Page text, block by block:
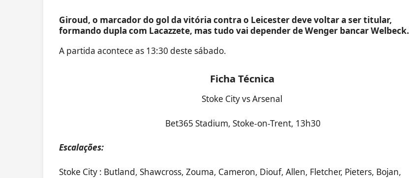
Giroud, o marcador do gol da vitória contra o Leicester deve voltar a ser titular,
formando dupla com Lacazzete, mas tudo vai depender de Wenger bancar Welbeck.
A partida acontece as 13:30 deste sábado.
Ficha Técnica
Stoke City vs Arsenal
Bet365 Stadium, Stoke-on-Trent, 13h30
Escalações:
Stoke City : Butland, Shawcross, Zouma, Cameron, Diouf, Allen, Fletcher, Pieters, Bojan,